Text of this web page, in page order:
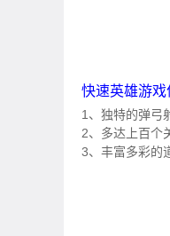
快速英雄游戏
1、独特的弹弓
2、多达上百个
3、丰富多彩的